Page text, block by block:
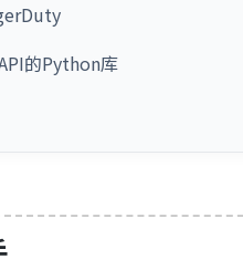
的Python库